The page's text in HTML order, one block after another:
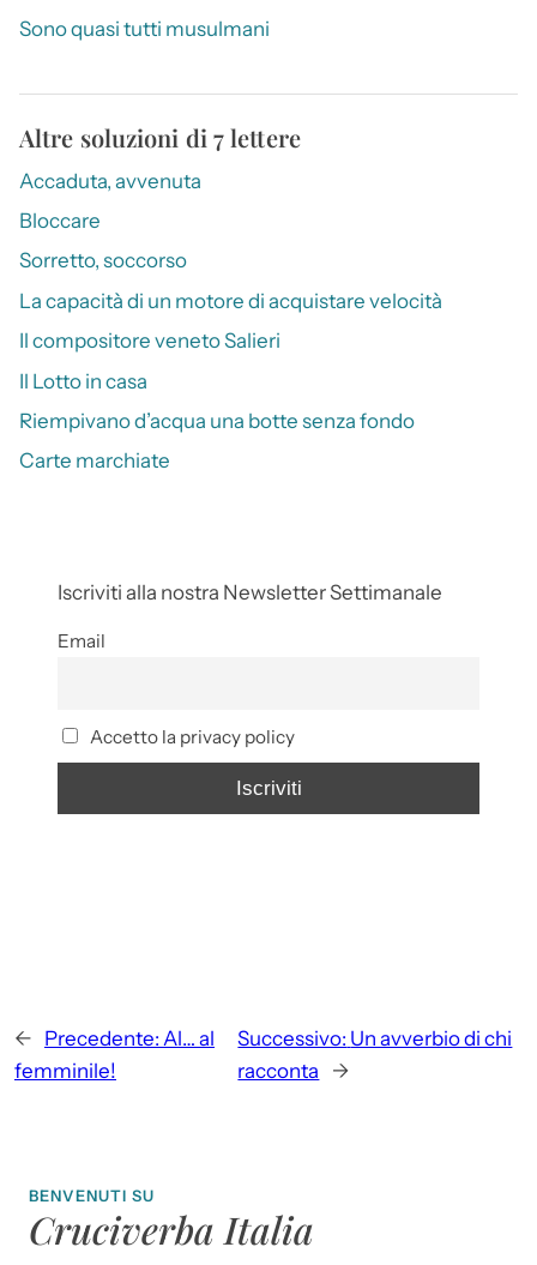
Sono quasi tutti musulmani
Altre soluzioni di 7 lettere
Accaduta, avvenuta
Bloccare
Sorretto, soccorso
La capacità di un motore di acquistare velocità
Il compositore veneto Salieri
Il Lotto in casa
Riempivano d’acqua una botte senza fondo
Carte marchiate
Iscriviti alla nostra Newsletter Settimanale
Email
Accetto la privacy policy
← Precedente: Al… al
femminile!
Successivo: Un avverbio di chi
racconta
→
BENVENUTI SU
Cruciverba Italia